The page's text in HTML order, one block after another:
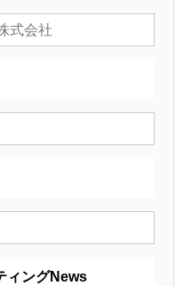
ィングNews